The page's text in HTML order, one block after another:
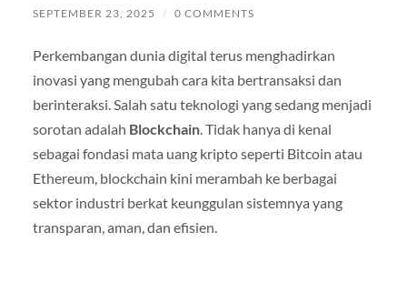
SEPTEMBER 23, 2025 / 0 COMMENTS
Perkembangan dunia digital terus menghadirkan
inovasi yang mengubah cara kita bertransaksi dan
berinteraksi. Salah satu teknologi yang sedang menjadi
sorotan adalah Blockchain. Tidak hanya di kenal
sebagai fondasi mata uang kripto seperti Bitcoin atau
Ethereum, blockchain kini merambah ke berbagai
sektor industri berkat keunggulan sistemnya yang
transparan, aman, dan efisien.